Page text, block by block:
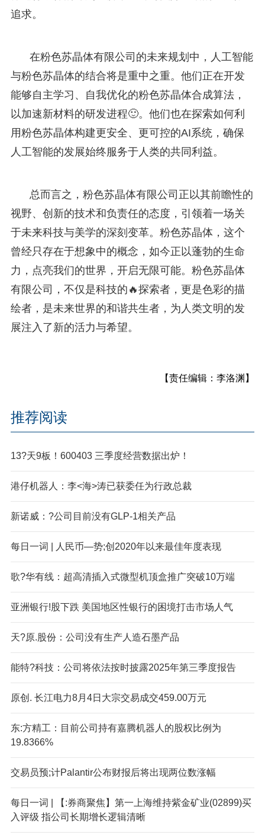
追求。
在粉色苏晶体有限公司的未来规划中，人工智能
与粉色苏晶体的结合将是重中之重。他们正在开发
能够自主学习、自我优化的粉色苏晶体合成算法，
以加速新材料的研发进程🙂。他们也在探索如何利
用粉色苏晶体构建更安全、更可控的AI系统，确保
人工智能的发展始终服务于人类的共同利益。
总而言之，粉色苏晶体有限公司正以其前瞻性的
视野、创新的技术和负责任的态度，引领着一场关
于未来科技与美学的深刻变革。粉色苏晶体，这个
曾经只存在于想象中的概念，如今正以蓬勃的生命
力，点亮我们的世界，开启无限可能。粉色苏晶体
有限公司，不仅是科技的🔥探索者，更是色彩的描
绘者，是未来世界的和谐共生者，为人类文明的发
展注入了新的活力与希望。
【责任编辑：李洛渊】
推荐阅读
13?天9板！600403 三季度经营数据出炉！
港仔机器人：李<海>涛已获委任为行政总裁
新诺威：?公司目前没有GLP-1相关产品
每日一词 | 人民币—势;创2020年以来最佳年度表现
歌?华有线：超高清插入式微型机顶盒推广突破10万端
亚洲银行!股下跌 美国地区性银行的困境打击市场人气
天?原.股份：公司没有生产人造石墨产品
能特?科技：公司将依法按时披露2025年第三季度报告
原创. 长江电力8月4日大宗交易成交459.00万元
东:方精工：目前公司持有嘉腾机器人的股权比例为
19.8366%
交易员预;计Palantir公布财报后将出现两位数涨幅
每日一词 | 【:券商聚焦】第一上海维持紫金矿业(02899)买
入评级 指公司长期增长逻辑清晰